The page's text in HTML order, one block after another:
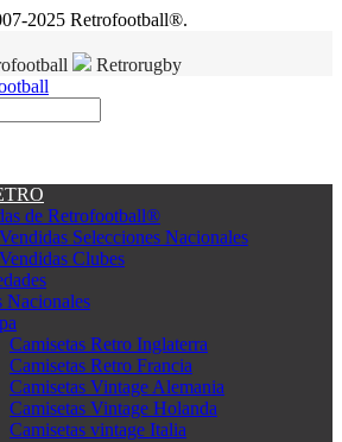
2025 Retrofootball®.
Retrorugby
de Retrofootball®
Selecciones Nacionales
Clubes
Nacionales
Camisetas Retro Inglaterra
Camisetas Retro Francia
Camisetas Vintage Alemania
Camisetas Vintage Holanda
Camisetas vintage Italia